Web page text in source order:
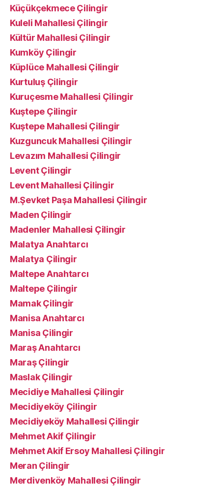
Küçükçekmece Çilingir
Kuleli Mahallesi Çilingir
Kültür Mahallesi Çilingir
Kumköy Çilingir
Küplüce Mahallesi Çilingir
Kurtuluş Çilingir
Kuruçesme Mahallesi Çilingir
Kuştepe Çilingir
Kuştepe Mahallesi Çilingir
Kuzguncuk Mahallesi Çilingir
Levazım Mahallesi Çilingir
Levent Çilingir
Levent Mahallesi Çilingir
M.Şevket Paşa Mahallesi Çilingir
Maden Çilingir
Madenler Mahallesi Çilingir
Malatya Anahtarcı
Malatya Çilingir
Maltepe Anahtarcı
Maltepe Çilingir
Mamak Çilingir
Manisa Anahtarcı
Manisa Çilingir
Maraş Anahtarcı
Maraş Çilingir
Maslak Çilingir
Mecidiye Mahallesi Çilingir
Mecidiyeköy Çilingir
Mecidiyeköy Mahallesi Çilingir
Mehmet Akif Çilingir
Mehmet Akif Ersoy Mahallesi Çilingir
Meran Çilingir
Merdivenköy Mahallesi Çilingir